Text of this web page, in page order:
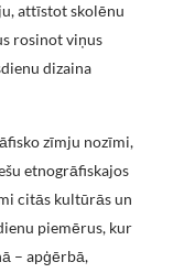
attīstot skolēnu
rosinot viņus
dizaina
zīmju nozīmi,
etnogrāfiskajos
citās kultūrās un
piemērus, kur
– apģērbā,